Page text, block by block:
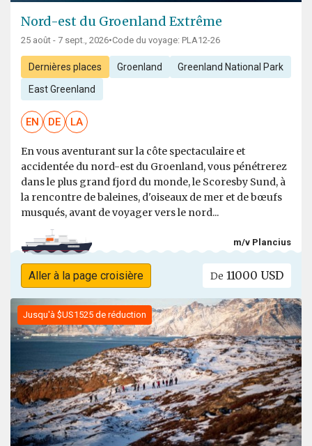
Nord-est du Groenland Extrême
25 août - 7 sept., 2026•Code du voyage: PLA12-26
Dernières places Groenland Greenland National Park
East Greenland
EN DE LA
En vous aventurant sur la côte spectaculaire et
accidentée du nord-est du Groenland, vous pénétrerez
dans le plus grand fjord du monde, le Scoresby Sund, à
la rencontre de baleines, d'oiseaux de mer et de bœufs
musqués, avant de voyager vers le nord...
m/v Plancius
Aller à la page croisière De 11000 USD
Jusqu'à $US1525 de réduction